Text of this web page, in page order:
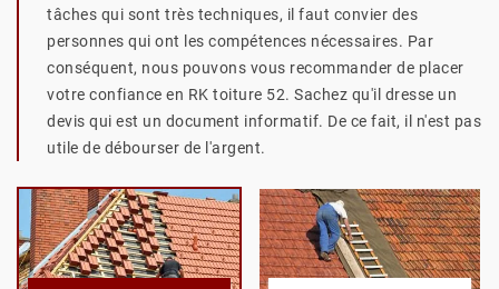
tâches qui sont très techniques, il faut convier des
personnes qui ont les compétences nécessaires. Par
conséquent, nous pouvons vous recommander de placer
votre confiance en RK toiture 52. Sachez qu'il dresse un
devis qui est un document informatif. De ce fait, il n'est pas
utile de débourser de l'argent.